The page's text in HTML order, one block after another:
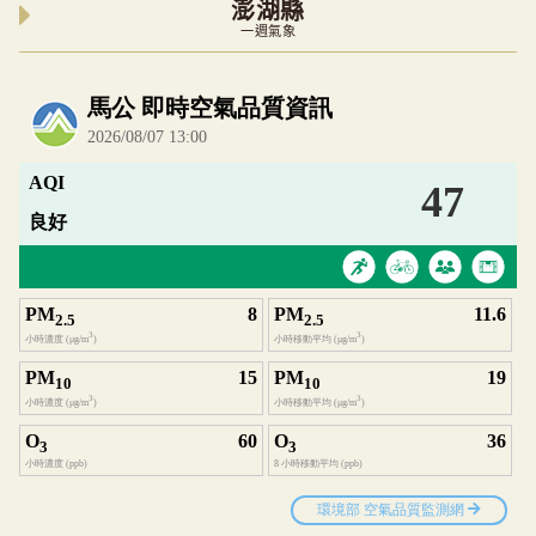
澎湖縣
一週氣象
內嵌空氣品質小工具為視覺預覽，完整即時空